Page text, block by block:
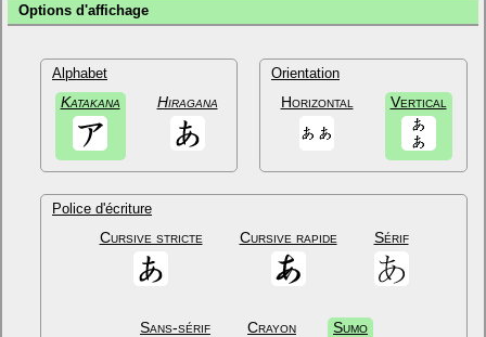
Options d'affichage
Alphabet
Katakana Hiragana
Orientation
Horizontal Vertical
Police d'écriture
Cursive stricte Cursive rapide Sérif
Sans-sérif Crayon Sumo